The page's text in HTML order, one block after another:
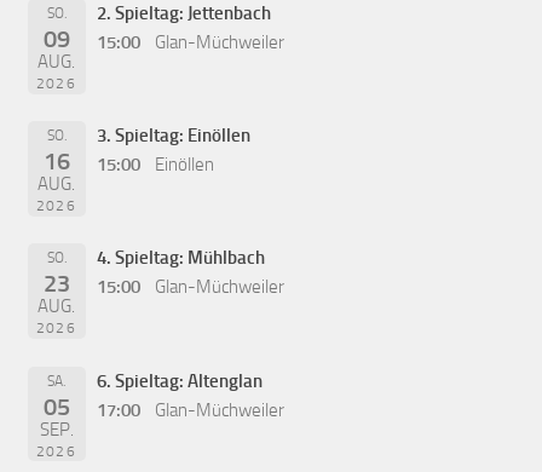
SO.
09
AUG.
2026
2. Spieltag: Jettenbach
15:00
Glan-Müchweiler
SO.
16
AUG.
2026
3. Spieltag: Einöllen
15:00
Einöllen
SO.
23
AUG.
2026
4. Spieltag: Mühlbach
15:00
Glan-Müchweiler
SA.
05
SEP.
2026
6. Spieltag: Altenglan
17:00
Glan-Müchweiler